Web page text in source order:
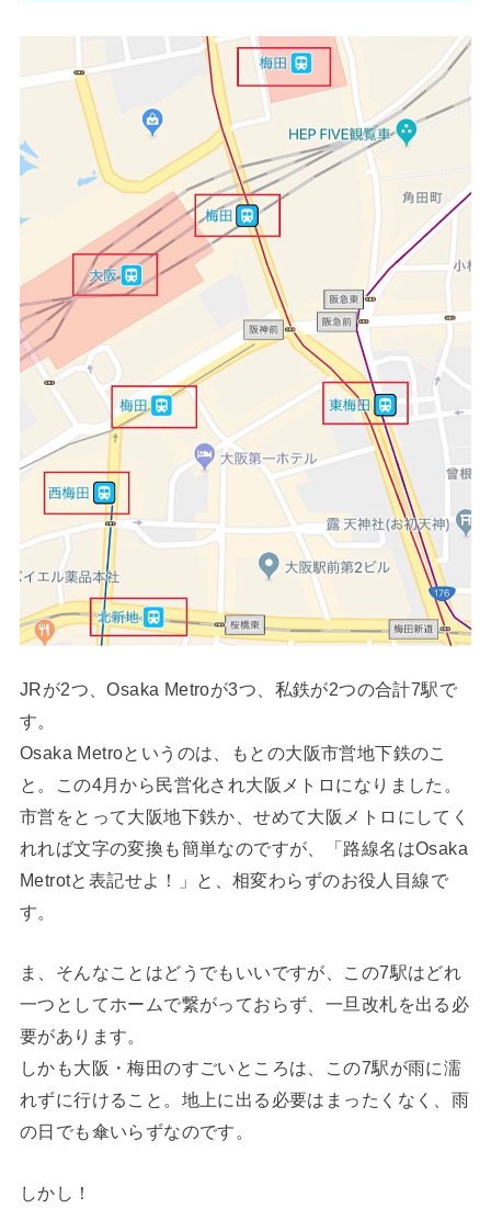
JRが2つ、Osaka Metroが3つ、私鉄が2つの合計7駅で
す。
Osaka Metroというのは、もとの大阪市営地下鉄のこ
と。この4月から民営化され大阪メトロになりました。
市営をとって大阪地下鉄か、せめて大阪メトロにしてく
れれば文字の変換も簡単なのですが、「路線名はOsaka
Metrotと表記せよ！」と、相変わらずのお役人目線で
す。
ま、そんなことはどうでもいいですが、この7駅はどれ
一つとしてホームで繋がっておらず、一旦改札を出る必
要があります。
しかも大阪・梅田のすごいところは、この7駅が雨に濡
れずに行けること。地上に出る必要はまったくなく、雨
の日でも傘いらずなのです。
しかし！